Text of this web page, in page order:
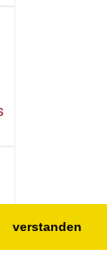
verstanden